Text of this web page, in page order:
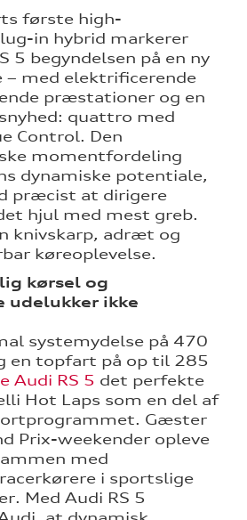
første high-
in hybrid markerer
5 begyndelsen på en ny
– med elektrificerende
præstationer og en
quattro med
Control. Den
momentfordeling
dynamiske potentiale,
præcist at dirigere
hjul med mest greb.
knivskarp, adræt og
køreoplevelse.
kørsel og
udelukker ikke
systemydelse på 470
en topfart på op til 285
Audi RS 5 det perfekte
Hot Laps som en del af
Gæster
Prix-weekender opleve
med
i sportslige
Med Audi RS 5